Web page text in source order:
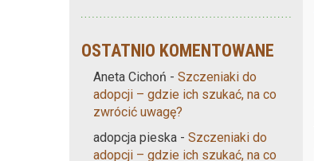
OSTATNIO KOMENTOWANE
Aneta Cichoń - Szczeniaki do
adopcji – gdzie ich szukać, na co
zwrócić uwagę?
adopcja pieska - Szczeniaki do
adopcji – gdzie ich szukać, na co